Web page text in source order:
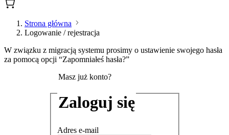
Strona główna
Logowanie / rejestracja
W związku z migracją systemu prosimy o ustawienie swojego hasła
za pomocą opcji “Zapomniałeś hasła?”
Masz już konto?
Zaloguj się
Adres e-mail